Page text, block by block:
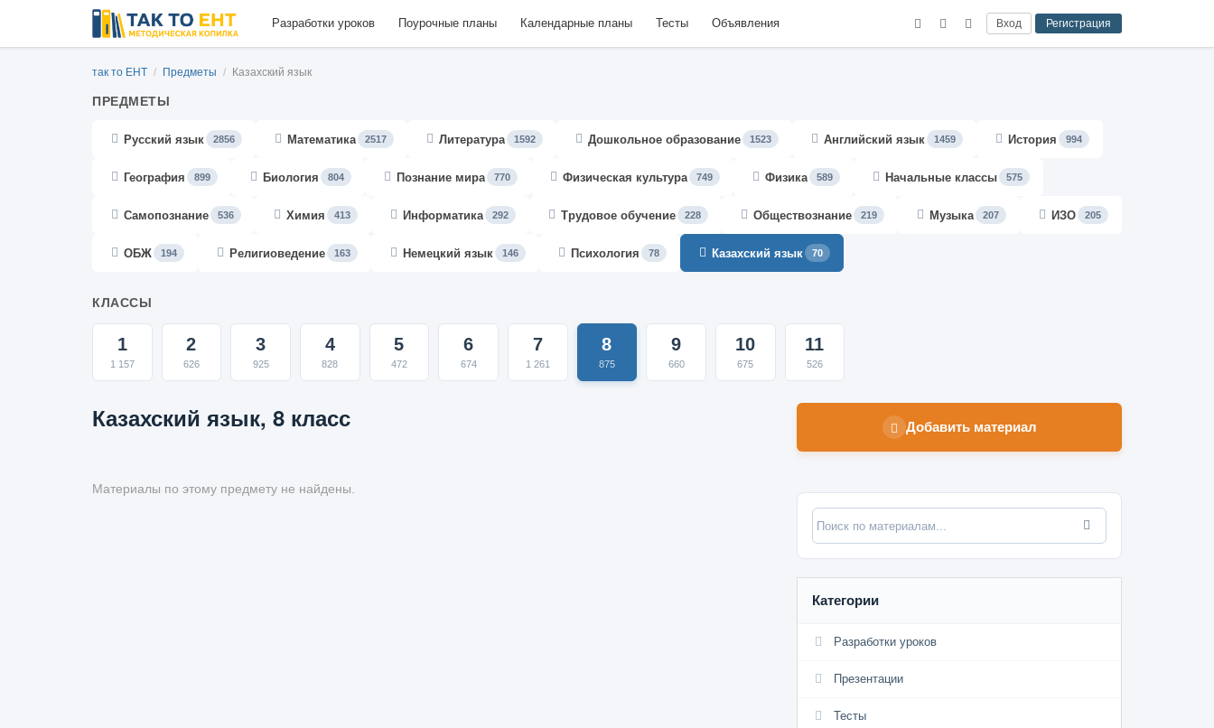
Разработки уроков Поурочные планы Календарные планы Тесты Объявления Вход Регистрация
так то ЕНТ / Предметы / Казахский язык
ПРЕДМЕТЫ
Русский язык 2856 Математика 2517 Литература 1592 Дошкольное образование 1523 Английский язык 1459 История 994
География 899 Биология 804 Познание мира 770 Физическая культура 749 Физика 589 Начальные классы 575
Самопознание 536 Химия 413 Информатика 292 Трудовое обучение 228 Обществознание 219 Музыка 207 ИЗО 205
ОБЖ 194 Религиоведение 163 Немецкий язык 146 Психология 78 Казахский язык 70
КЛАССЫ
1
1 157
2
626
3
925
4
828
5
472
6
674
7
1 261
8
875
9
660
10
675
11
526
Казахский язык, 8 класс
Материалы по этому предмету не найдены.
Добавить материал
Категории
Разработки уроков
Презентации
Тесты